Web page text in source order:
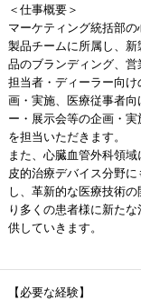
＜仕事概要＞
マーケティング統括部
製品チームに所属し、
品のブランディング、
担当者・ディーラー向
画・実施、医療従事者向
ー・展示会等の企画・
を担当いただきます。
また、心臓血管外科領
皮的治療デバイス分野
し、革新的な医療技術の
り多くの患者様に新た
供していきます。
【必要な経験】